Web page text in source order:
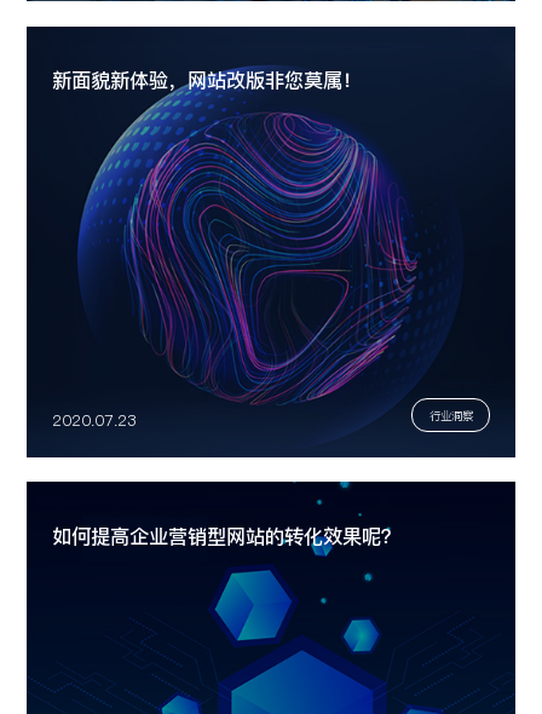
新面貌新体验，网站改版非您莫属！
2020.07.23 行业洞察
如何提高企业营销型网站的转化效果呢？